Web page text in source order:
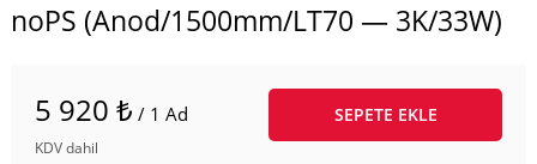
noPS (Anod/1500mm/LT70 — 3K/33W)
5 920 ₺ / 1 Ad
KDV dahil
SEPETE EKLE